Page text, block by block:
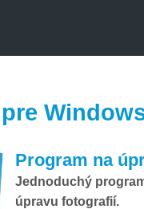
Program na
Jednoduchý
úpravu fotografií.